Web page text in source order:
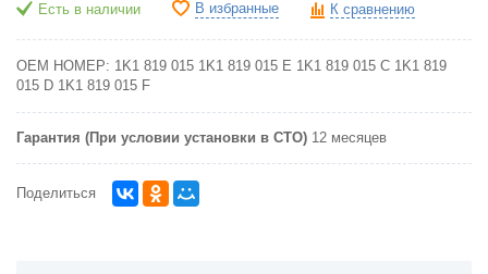
Есть в наличии В избранные К сравнению
OEM НОМЕР: 1K1 819 015 1K1 819 015 E 1K1 819 015 C 1K1 819
015 D 1K1 819 015 F
Гарантия (При условии установки в СТО) 12 месяцев
Поделиться